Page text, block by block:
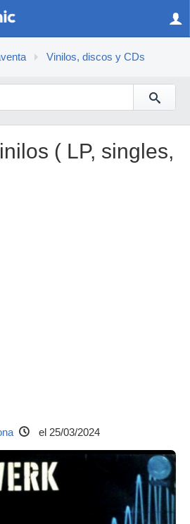
Vinilos, discos y CDs
( LP, singles,
el 25/03/2024